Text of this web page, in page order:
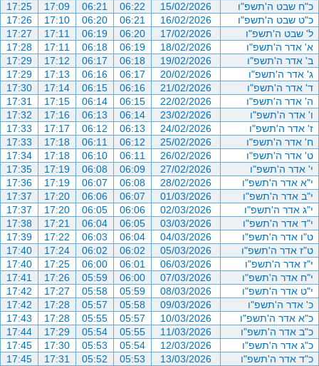
כ"ח שבט ה'תשפ"ו
15/02/2026
06:22
06:21
17:09
17:25
כ"ט שבט ה'תשפ"ו
16/02/2026
06:21
06:20
17:10
17:26
ל' שבט ה'תשפ"ו
17/02/2026
06:20
06:19
17:11
17:27
א' אדר ה'תשפ"ו
18/02/2026
06:19
06:18
17:11
17:28
ב' אדר ה'תשפ"ו
19/02/2026
06:18
06:17
17:12
17:29
ג' אדר ה'תשפ"ו
20/02/2026
06:17
06:16
17:13
17:29
ד' אדר ה'תשפ"ו
21/02/2026
06:16
06:15
17:14
17:30
ה' אדר ה'תשפ"ו
22/02/2026
06:15
06:14
17:15
17:31
ו' אדר ה'תשפ"ו
23/02/2026
06:14
06:13
17:16
17:32
ז' אדר ה'תשפ"ו
24/02/2026
06:13
06:12
17:17
17:33
ח' אדר ה'תשפ"ו
25/02/2026
06:12
06:11
17:18
17:33
ט' אדר ה'תשפ"ו
26/02/2026
06:11
06:10
17:18
17:34
י' אדר ה'תשפ"ו
27/02/2026
06:09
06:08
17:19
17:35
י"א אדר ה'תשפ"ו
28/02/2026
06:08
06:07
17:19
17:36
י"ב אדר ה'תשפ"ו
01/03/2026
06:07
06:06
17:20
17:37
י"ג אדר ה'תשפ"ו
02/03/2026
06:06
06:05
17:20
17:37
י"ד אדר ה'תשפ"ו
03/03/2026
06:05
06:04
17:21
17:38
ט"ו אדר ה'תשפ"ו
04/03/2026
06:04
06:03
17:22
17:39
ט"ז אדר ה'תשפ"ו
05/03/2026
06:02
06:02
17:24
17:40
י"ז אדר ה'תשפ"ו
06/03/2026
06:01
06:00
17:25
17:40
י"ח אדר ה'תשפ"ו
07/03/2026
06:00
05:59
17:26
17:41
י"ט אדר ה'תשפ"ו
08/03/2026
05:59
05:58
17:27
17:42
כ' אדר ה'תשפ"ו
09/03/2026
05:58
05:57
17:28
17:42
כ"א אדר ה'תשפ"ו
10/03/2026
05:57
05:55
17:28
17:43
כ"ב אדר ה'תשפ"ו
11/03/2026
05:55
05:54
17:29
17:44
כ"ג אדר ה'תשפ"ו
12/03/2026
05:54
05:53
17:30
17:45
כ"ד אדר ה'תשפ"ו
13/03/2026
05:53
05:52
17:31
17:45